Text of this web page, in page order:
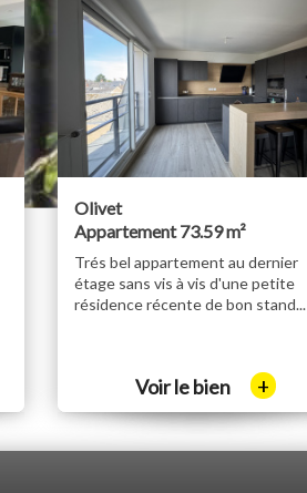
Olivet
Appartement 73.59 m²
Trés bel appartement au dernier
étage sans vis à vis d'une petite
résidence récente de bon stand...
Voir le bien +